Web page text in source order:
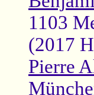
1103
(2017
Pierre